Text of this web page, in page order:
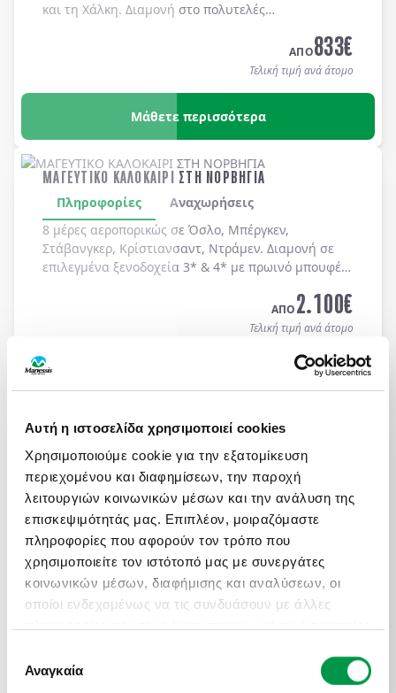
Αυτή η ιστοσελίδα χρησιμοποιεί cookies
Χρησιμοποιούμε cookie για την εξατομίκευση
περιεχομένου και διαφημίσεων, την παροχή
λειτουργιών κοινωνικών μέσων και την ανάλυση της
επισκεψιμότητάς μας. Επιπλέον, μοιραζόμαστε
πληροφορίες που αφορούν τον τρόπο που
χρησιμοποιείτε τον ιστότοπό μας με συνεργάτες
κοινωνικών μέσων, διαφήμισης και αναλύσεων, οι
οποίοι ενδεχομένως να τις συνδυάσουν με άλλες
χρήση των υπηρεσιών τους.
συγκατάθεσης
Αναγκαία
και τη Χάλκη. Διαμονή στο πολυτελές
(ημιδιατροφή).
ΑΠΟ833€
Τελική τιμή ανά άτομο
Μάθετε περισσότερα
ΜΑΓΕΥΤΙΚΟ ΚΑΛΟΚΑΙΡΙ ΣΤΗ ΝΟΡΒΗΓΙΑ
Πληροφορίες
Αναχωρήσεις
8 μέρες αεροπορικώς σε Όσλο, Μπέργκεν,
Στάβανγκερ, Κρίστιανσαντ, Ντράμεν. Διαμονή σε
επιλεγμένα ξενοδοχεία 3* & 4* με πρωινό μπουφέ
ΑΠΟ2.100€
Τελική τιμή ανά άτομο
ΑΤΟΜΙΚΟ ΤΑΞΙΔΙ ΜΕ ΣΑΦΑΡΙ ΣΤΗΝ ΚΕΝΥΑ &
ΜΟΜΠΑΣΑ
Πληροφορίες
Αναχωρήσεις
13 ημέρες / 10 νύχτες αεροπορικώς σε Ναϊρόμπι -
Αμποσέλι - Ανατολικό Τσάβο - Μομπάσα - Wasini
Island. Αναχωρήσεις κάθε Τρίτη & Πέμπτη από
19/04 έως 10/12/2026 (επιστροφή). Οργανωμένα
Ατομικά Ταξίδια με ελάχιστη συμμετοχή 2 ατόμων.
ON REQUEST
ΑΠΟ3.450